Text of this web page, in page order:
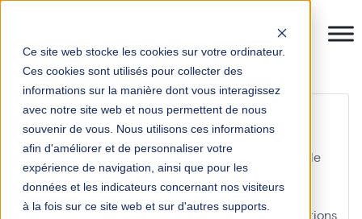
Ce site web stocke les cookies sur votre ordinateur.
Ces cookies sont utilisés pour collecter des
informations sur la manière dont vous interagissez
avec notre site web et nous permettent de nous
souvenir de vous. Nous utilisons ces informations
afin d'améliorer et de personnaliser votre
expérience de navigation, ainsi que pour les
données et les indicateurs concernant nos visiteurs
à la fois sur ce site web et sur d'autres supports.
Learning Hub
Accountingacteur acteur cléag2rag2r la mondiale
agileagilité agilité à l'échelleAI analyses ad hoc
analyses predictivesanaplananthos APAapache
apache cloudstackapplication entrepriseapplications